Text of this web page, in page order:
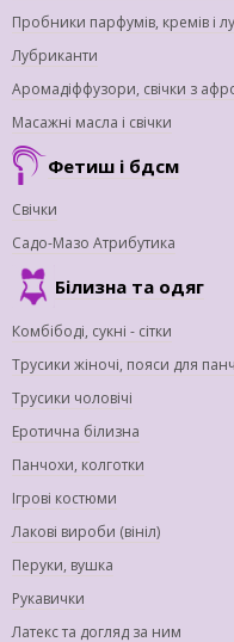
Пробники парфумів, кремів і
Лубриканти
Аромадіффузори, свічки з
Масажні масла і свічки
Фетиш і бдсм
Свічки
Садо-Мазо Атрибутика
Білизна та одяг
Комбібоді, сукні - сітки
Трусики жіночі, пояси для
Трусики чоловічі
Еротична білизна
Панчохи, колготки
Ігрові костюми
Лакові вироби (вініл)
Перуки, вушка
Рукавички
Латекс та догляд за ним